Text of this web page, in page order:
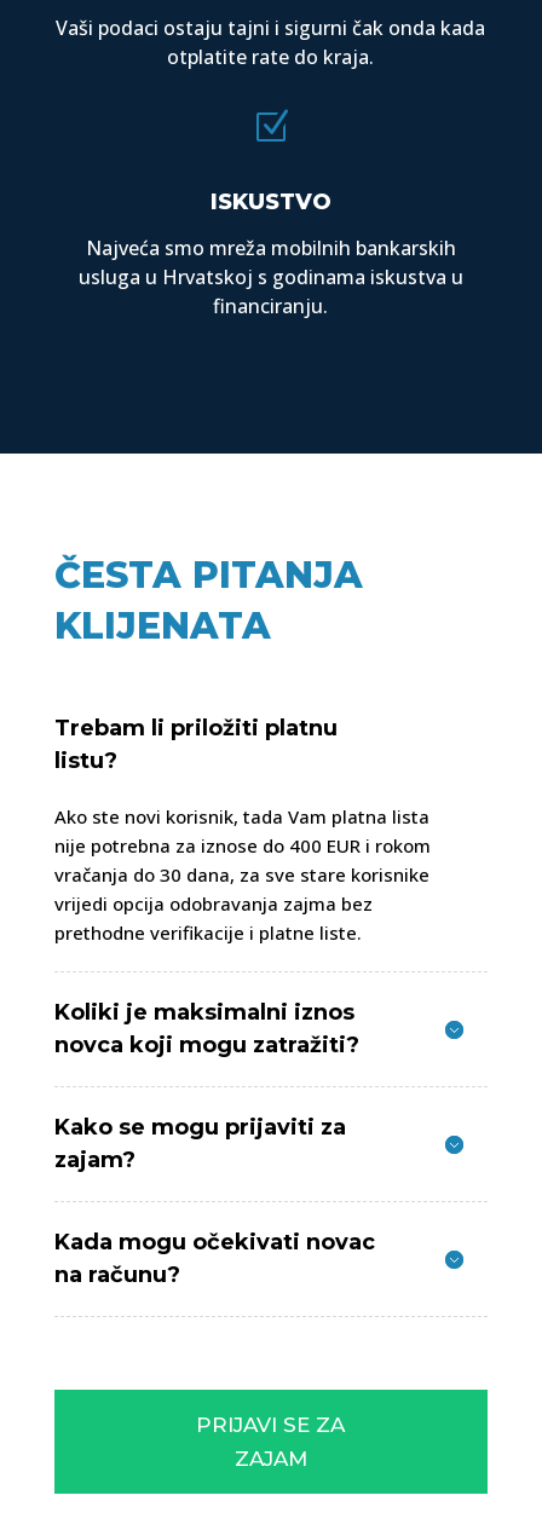
Vaši podaci ostaju tajni i sigurni čak onda kada
otplatite rate do kraja.
Z
ISKUSTVO
Najveća smo mreža mobilnih bankarskih
usluga u Hrvatskoj s godinama iskustva u
financiranju.
ČESTA PITANJA
KLIJENATA
Trebam li priložiti platnu
listu?
Ako ste novi korisnik, tada Vam platna lista
nije potrebna za iznose do 400 EUR i rokom
vračanja do 30 dana, za sve stare korisnike
vrijedi opcija odobravanja zajma bez
prethodne verifikacije i platne liste.
Koliki je maksimalni iznos
novca koji mogu zatražiti?
Kako se mogu prijaviti za
zajam?
Kada mogu očekivati novac
na računu?
PRIJAVI SE ZA
ZAJAM